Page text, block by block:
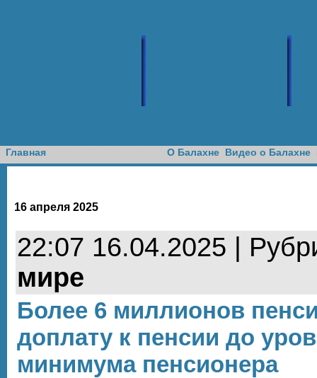
Главная О Балахне Видео о Балахне
16 апреля 2025
22:07 16.04.2025 |
мире
Более 6 миллионов
доплату к пенсии до
минимума пенсионера